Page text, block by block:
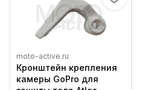
moto-active.ru
Кронштейн крепления
камеры GoPro для